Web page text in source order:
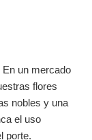
un mercado
flores
nobles y una
el uso
porte.